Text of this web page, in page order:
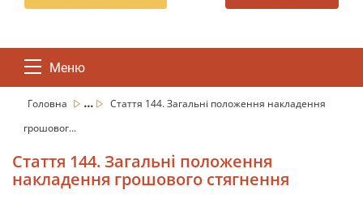
Меню
Головна ...
Стаття 144. Загальні положення накладення
грошовог...
Стаття 144. Загальні положення
накладення грошового стягнення